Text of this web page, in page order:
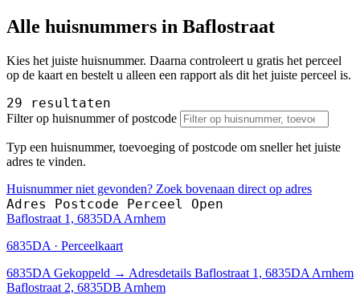
Alle huisnummers in Baflostraat
Kies het juiste huisnummer. Daarna controleert u gratis het perceel
op de kaart en bestelt u alleen een rapport als dit het juiste perceel is.
29 resultaten
Filter op huisnummer of postcode
Typ een huisnummer, toevoeging of postcode om sneller het juiste
adres te vinden.
Huisnummer niet gevonden? Zoek bovenaan direct op adres
Adres Postcode Perceel Open
Baflostraat 1, 6835DA Arnhem
6835DA · Perceelkaart
6835DA Gekoppeld → Adresdetails Baflostraat 1, 6835DA Arnhem
Baflostraat 2, 6835DB Arnhem